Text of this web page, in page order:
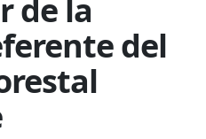
de la
del